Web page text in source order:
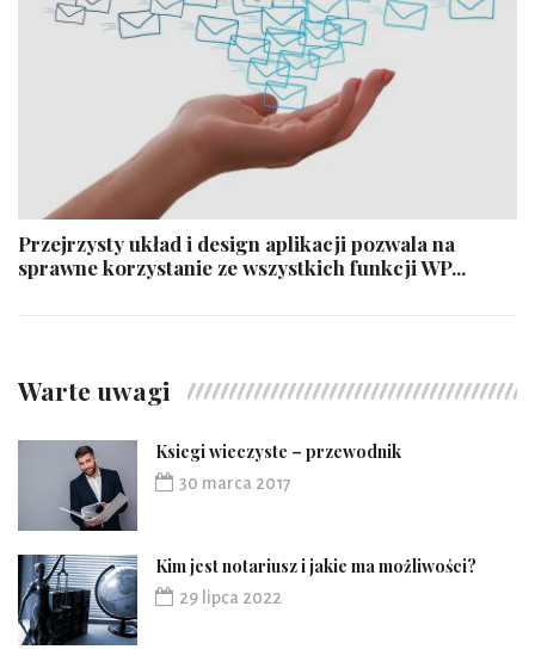
Przejrzysty układ i design aplikacji pozwala na
sprawne korzystanie ze wszystkich funkcji WP...
Warte uwagi
Ksiegi wieczyste – przewodnik
30 marca 2017
Kim jest notariusz i jakie ma możliwości?
29 lipca 2022